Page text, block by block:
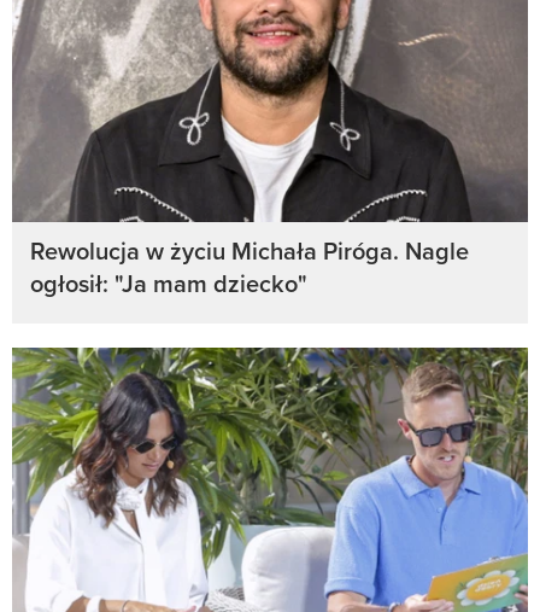
Rewolucja w życiu Michała Piróga. Nagle
ogłosił: "Ja mam dziecko"